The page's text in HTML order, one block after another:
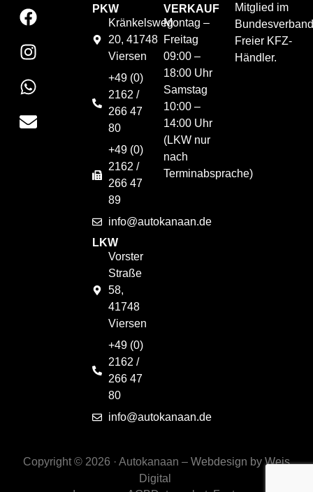
PKW
Kränkelsweg
20, 41748
Viersen
+49 (0)
2162 /
266 47
80
+49 (0)
2162 /
266 47
89
info@autokanaan.de
LKW
Vorster
Straße
58,
41748
Viersen
+49 (0)
2162 /
266 47
80
info@autokanaan.de
VERKAUF
Montag –
Freitag
09:00 –
18:00 Uhr
Samstag
10:00 –
14:00 Uhr
(LKW nur
nach
Terminabsprache)
Mitglied im
Bundesverband
Freier KFZ-
Händler.
Copyright © 2026 · Autokanaan – Webdesign by Weis
Digital